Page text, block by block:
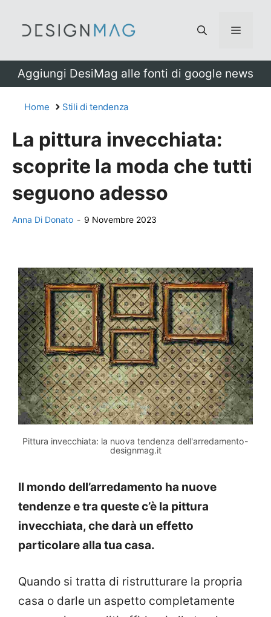
Menu
Aggiungi DesiMag alle fonti di google news
Home Stili di tendenza
La pittura invecchiata:
scoprite la moda che tutti
seguono adesso
Anna Di Donato - 9 Novembre 2023
Pittura invecchiata: la nuova tendenza dell'arredamento-
designmag.it
Il mondo dell’arredamento ha nuove
tendenze e tra queste c’è la pittura
invecchiata, che darà un effetto
particolare alla tua casa.
Quando si tratta di ristrutturare la propria
casa o darle un aspetto completamente